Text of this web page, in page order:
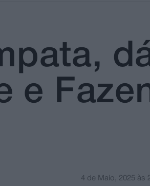
e
4 de Maio, 2025 às